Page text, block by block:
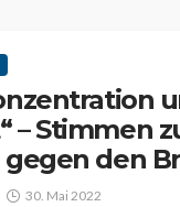
– Stimmen
gegen den
30. Mai 2022